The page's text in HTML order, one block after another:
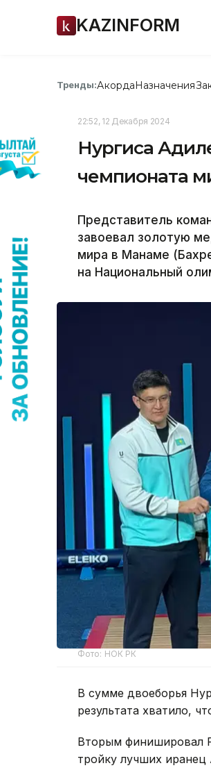
KAZINFORM
Тренды:АкордаНазначения
22:52, 12 Декабря 2024
Нургиса
чемпионата
Представитель
завоевал золотую
мира в Манаме
на Национальный
Фото: НОК РК
В сумме двоеборья
результата хватило,
Вторым финишировал
тройку лучших